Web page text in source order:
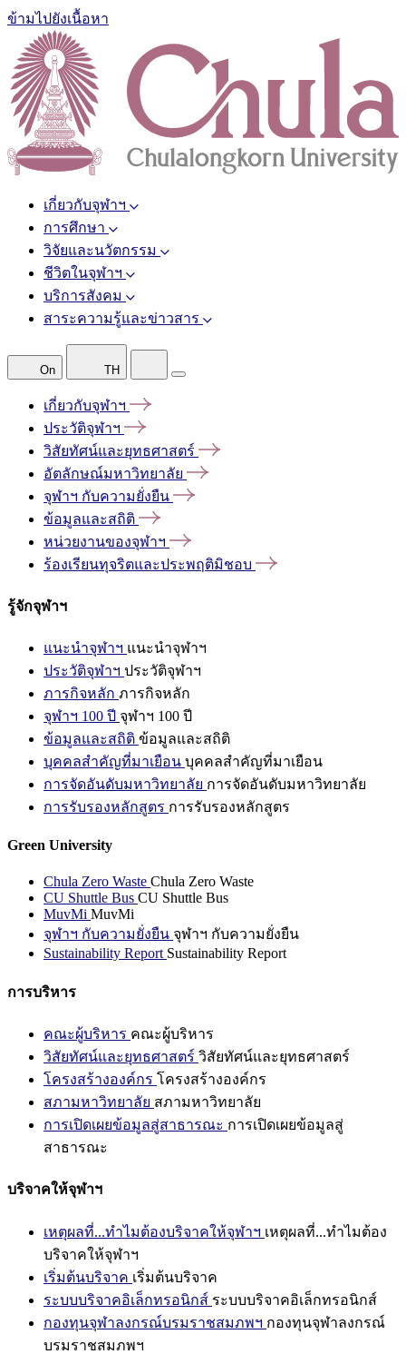
ข้ามไปยังเนื้อหา
เกี่ยวกับจุฬาฯ
การศึกษา
วิจัยและนวัตกรรม
ชีวิตในจุฬาฯ
บริการสังคม
สาระความรู้และข่าวสาร
On TH
เกี่ยวกับจุฬาฯ
ประวัติจุฬาฯ
วิสัยทัศน์และยุทธศาสตร์
อัตลักษณ์มหาวิทยาลัย
จุฬาฯ กับความยั่งยืน
ข้อมูลและสถิติ
หน่วยงานของจุฬาฯ
ร้องเรียนทุจริตและประพฤติมิชอบ
รู้จักจุฬาฯ
แนะนำจุฬาฯ แนะนำจุฬาฯ
ประวัติจุฬาฯ ประวัติจุฬาฯ
ภารกิจหลัก ภารกิจหลัก
จุฬาฯ 100 ปี จุฬาฯ 100 ปี
ข้อมูลและสถิติ ข้อมูลและสถิติ
บุคคลสำคัญที่มาเยือน บุคคลสำคัญที่มาเยือน
การจัดอันดับมหาวิทยาลัย การจัดอันดับมหาวิทยาลัย
การรับรองหลักสูตร การรับรองหลักสูตร
Green University
Chula Zero Waste Chula Zero Waste
CU Shuttle Bus CU Shuttle Bus
MuvMi MuvMi
จุฬาฯ กับความยั่งยืน จุฬาฯ กับความยั่งยืน
Sustainability Report Sustainability Report
การบริหาร
คณะผู้บริหาร คณะผู้บริหาร
วิสัยทัศน์และยุทธศาสตร์ วิสัยทัศน์และยุทธศาสตร์
โครงสร้างองค์กร โครงสร้างองค์กร
สภามหาวิทยาลัย สภามหาวิทยาลัย
การเปิดเผยข้อมูลสู่สาธารณะ การเปิดเผยข้อมูลสู่
สาธารณะ
บริจาคให้จุฬาฯ
เหตุผลที่...ทำไมต้องบริจาคให้จุฬาฯ เหตุผลที่...ทำไมต้อง
บริจาคให้จุฬาฯ
เริ่มต้นบริจาค เริ่มต้นบริจาค
ระบบบริจาคอิเล็กทรอนิกส์ ระบบบริจาคอิเล็กทรอนิกส์
กองทุนจุฬาลงกรณ์บรมราชสมภพฯ กองทุนจุฬาลงกรณ์
บรมราชสมภพฯ